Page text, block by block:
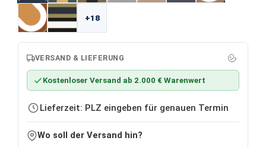
+18
VERSAND & LIEFERUNG
Kostenloser Versand ab 2.000 € Warenwert
Lieferzeit: PLZ eingeben für genauen Termin
Wo soll der Versand hin?